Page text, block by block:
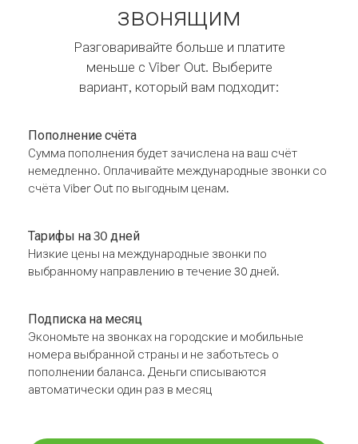
звонящим
Разговаривайте больше и платите
меньше с Viber Out. Выберите
вариант, который вам подходит:
Пополнение счёта
Сумма пополнения будет зачислена на ваш счёт
немедленно. Оплачивайте международные звонки со
счёта Viber Out по выгодным ценам.
Тарифы на 30 дней
Низкие цены на международные звонки по
выбранному направлению в течение 30 дней.
Подписка на месяц
Экономьте на звонках на городские и мобильные
номера выбранной страны и не заботьтесь о
пополнении баланса. Деньги списываются
автоматически один раз в месяц